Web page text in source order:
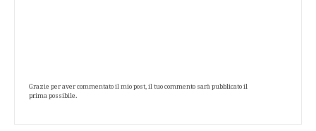
Grazie per aver commentato il mio post, il tuo commento sarà pubblicato il
prima possibile.